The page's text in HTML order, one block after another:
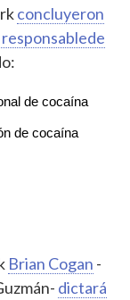
concluyeron
de cocaína
de cocaína
Brian Cogan -
dictará